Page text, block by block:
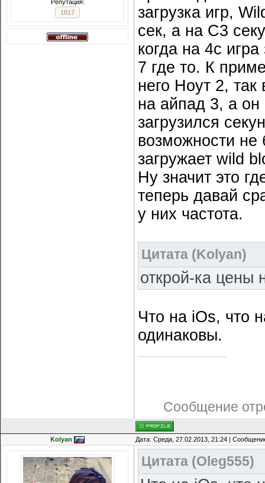
Репутация:
1817
загрузка игр,
сек, а на С3
когда на 4с
7 где то. К
него Ноут 2,
на айпад 3, а он
загрузился
возможности
загружает wild
Ну значит это
теперь давай
у них частота.
Цитата (Kolyan)
открой-ка цены
Что на iOs, что
одинаковы.
Сообщение
Kolyan Дата: Среда, 27.02.2013, 21:24 |
Цитата (Oleg555)